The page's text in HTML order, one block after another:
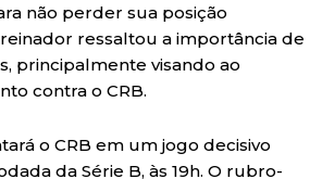
não perder sua posição
ressaltou a importância de
principalmente visando ao
contra o CRB.
o CRB em um jogo decisivo
da Série B, às 19h. O rubro-